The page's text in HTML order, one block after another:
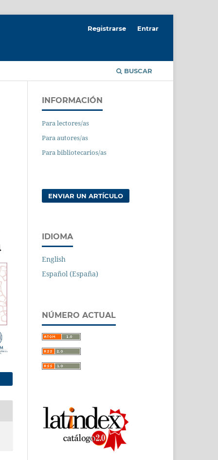
BUSCAR
Registrarse Entrar
INFORMACIÓN
Para lectores/as
Para autores/as
Para bibliotecarios/as
ENVIAR UN ARTÍCULO
IDIOMA
English
Español (España)
NÚMERO ACTUAL